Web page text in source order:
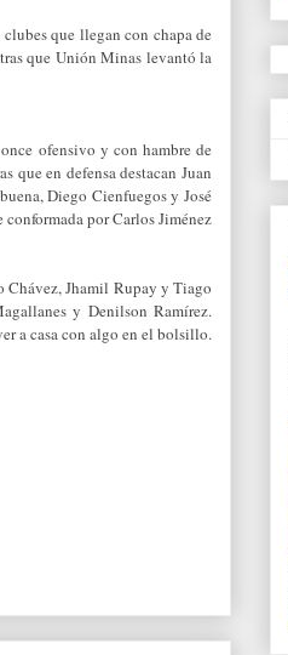
que llegan con chapa de
que Unión Minas levantó la
ofensivo y con hambre de
que en defensa destacan Juan
Diego Cienfuegos y José
por Carlos Jiménez
Chávez, Jhamil Rupay y Tiago
y Denilson Ramírez.
a casa con algo en el bolsillo.